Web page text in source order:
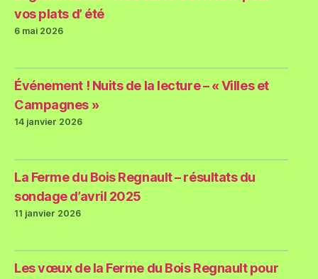
vos plats d’ été
6 mai 2026
Événement ! Nuits de la lecture – « Villes et
Campagnes »
14 janvier 2026
La Ferme du Bois Regnault – résultats du
sondage d’avril 2025
11 janvier 2026
Les vœux de la Ferme du Bois Regnault pour